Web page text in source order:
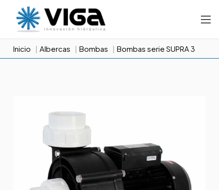
Inicio Albercas Bombas Bombas serie SUPRA 3